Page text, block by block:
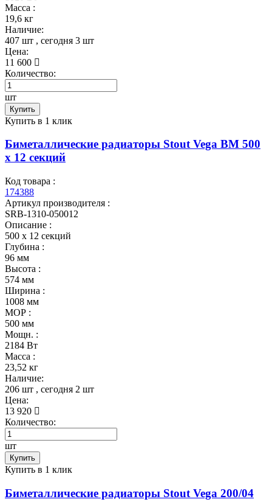
Масса :
19,6 кг
Наличие:
407 шт , сегодня 3 шт
Цена:
11 600
Количество:
шт
Купить
Купить в 1 клик
Биметаллические радиаторы Stout Vega BM 500
x 12 секций
Код товара :
174388
Артикул производителя :
SRB-1310-050012
Описание :
500 x 12 секций
Глубина :
96 мм
Высота :
574 мм
Ширина :
1008 мм
МОР :
500 мм
Мощн. :
2184 Вт
Масса :
23,52 кг
Наличие:
206 шт , сегодня 2 шт
Цена:
13 920
Количество:
шт
Купить
Купить в 1 клик
Биметаллические радиаторы Stout Vega 200/04